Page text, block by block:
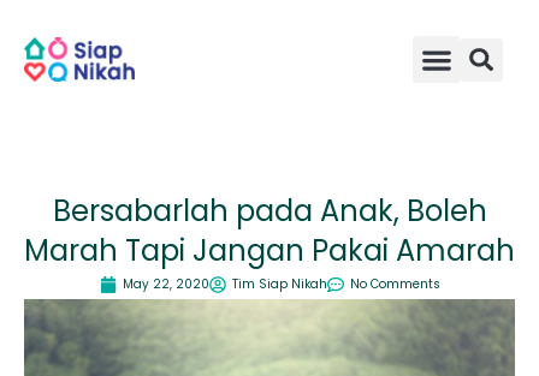
content
Bersabarlah pada Anak, Boleh
Marah Tapi Jangan Pakai Amarah
May 22, 2020 Tim Siap Nikah No Comments